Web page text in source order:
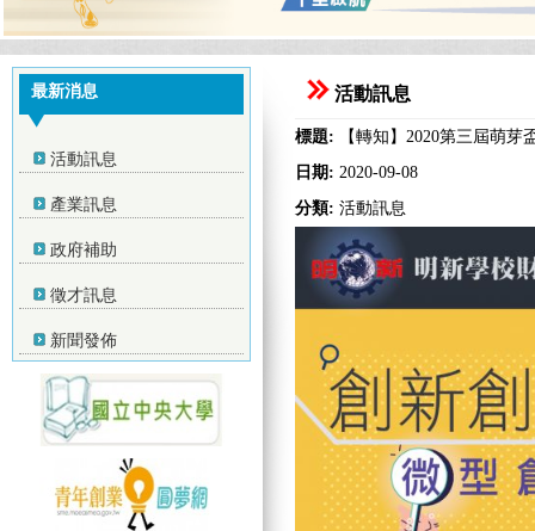
最新消息
活動訊息
產業訊息
政府補助
徵才訊息
新聞發佈
活動訊息
標題: 【轉知】2020第三屆萌芽
日期: 2020-09-08
分類: 活動訊息